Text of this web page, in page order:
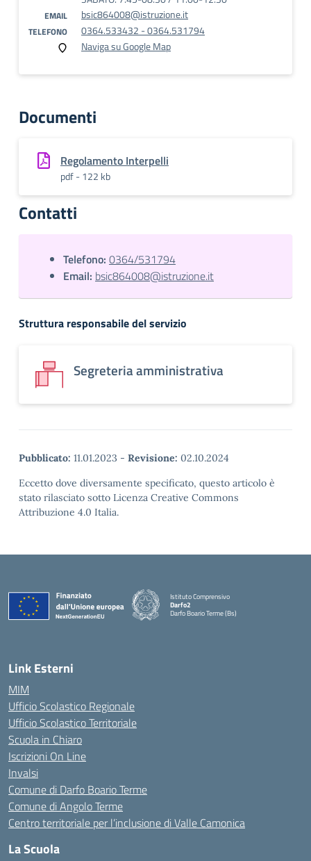
EMAIL bsic864008@istruzione.it
TELEFONO
0364.533432 - 0364.531794
Naviga su Google Map
Documenti
Regolamento Interpelli
pdf - 122 kb
Contatti
Telefono: 0364/531794
Email: bsic864008@istruzione.it
Struttura responsabile del servizio
Segreteria amministrativa
Pubblicato: 11.01.2023 - Revisione: 02.10.2024
Eccetto dove diversamente specificato, questo articolo è
stato rilasciato sotto Licenza Creative Commons
Attribuzione 4.0 Italia.
Istituto Comprensivo
Darfo2
Darfo Boario Terme (Bs)
Link Esterni
MIM
Ufficio Scolastico Regionale
Ufficio Scolastico Territoriale
Scuola in Chiaro
Iscrizioni On Line
Invalsi
Comune di Darfo Boario Terme
Comune di Angolo Terme
Centro territoriale per l’inclusione di Valle Camonica
La Scuola